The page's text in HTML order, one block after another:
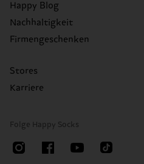
Happy Blog
Nachhaltigkeit
Firmengeschenken
Stores
Karriere
Folge Happy Socks